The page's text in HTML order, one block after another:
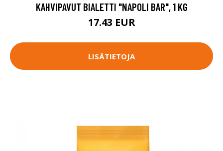
KAHVIPAVUT BIALETTI "NAPOLI BAR", 1 KG
17.43 EUR
LISÄTIETOJA